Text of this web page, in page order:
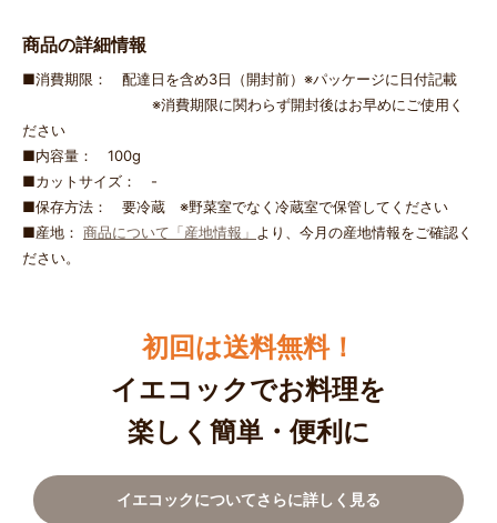
商品の詳細情報
■消費期限： 配達日を含め3日（開封前）※パッケージに日付記載
※消費期限に関わらず開封後はお早めにご使用く
ださい
■内容量： 100g
■カットサイズ： -
■保存方法： 要冷蔵 ※野菜室でなく冷蔵室で保管してください
■産地： 商品について「産地情報」 より、今月の産地情報をご確認く
ださい。
初回は送料無料！
イエコックでお料理を
楽しく簡単・便利に
イエコックについてさらに詳しく見る